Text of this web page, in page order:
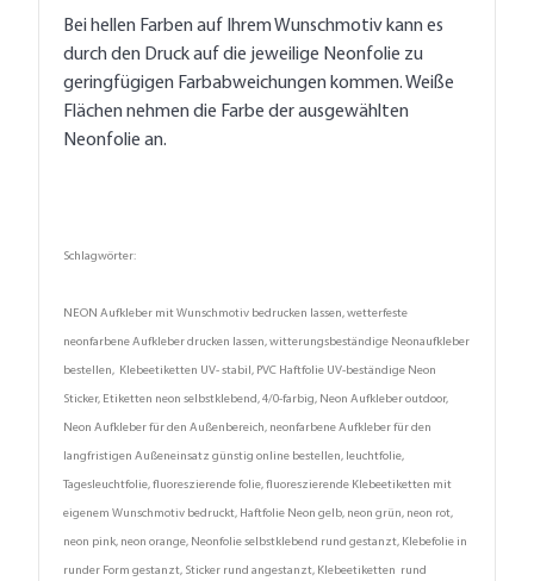
Bei hellen Farben auf Ihrem Wunschmotiv kann es
durch den Druck auf die jeweilige Neonfolie zu
geringfügigen Farbabweichungen kommen. Weiße
Flächen nehmen die Farbe der ausgewählten
Neonfolie an.
Schlagwörter:
NEON Aufkleber mit Wunschmotiv bedrucken lassen, wetterfeste
neonfarbene Aufkleber drucken lassen, witterungsbeständige Neonaufkleber
bestellen, Klebeetiketten UV- stabil, PVC Haftfolie UV-beständige Neon
Sticker, Etiketten neon selbstklebend, 4/0-farbig, Neon Aufkleber outdoor,
Neon Aufkleber für den Außenbereich, neonfarbene Aufkleber für den
langfristigen Außeneinsatz günstig online bestellen, leuchtfolie,
Tagesleuchtfolie, fluoreszierende folie, fluoreszierende Klebeetiketten mit
eigenem Wunschmotiv bedruckt, Haftfolie Neon gelb, neon grün, neon rot,
neon pink, neon orange, Neonfolie selbstklebend rund gestanzt, Klebefolie in
runder Form gestanzt, Sticker rund angestanzt, Klebeetiketten rund